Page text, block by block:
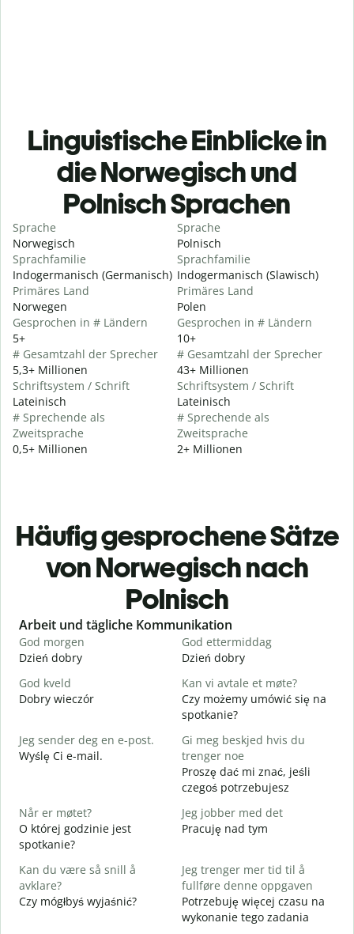
Linguistische Einblicke in
die Norwegisch und
Polnisch Sprachen
Sprache
Norwegisch
Sprachfamilie
Indogermanisch (Germanisch)
Primäres Land
Norwegen
Gesprochen in # Ländern
5+
# Gesamtzahl der Sprecher
5,3+ Millionen
Schriftsystem / Schrift
Lateinisch
# Sprechende als
Zweitsprache
0,5+ Millionen
Sprache
Polnisch
Sprachfamilie
Indogermanisch (Slawisch)
Primäres Land
Polen
Gesprochen in # Ländern
10+
# Gesamtzahl der Sprecher
43+ Millionen
Schriftsystem / Schrift
Lateinisch
# Sprechende als
Zweitsprache
2+ Millionen
Häufig gesprochene Sätze
von Norwegisch nach
Polnisch
Slide 1 of 6
Arbeit und tägliche Kommunikation
God morgen
Dzień dobry
God ettermiddag
Dzień dobry
God kveld
Dobry wieczór
Kan vi avtale et møte?
Czy możemy umówić się na
spotkanie?
Jeg sender deg en e-post.
Wyślę Ci e-mail.
Gi meg beskjed hvis du
trenger noe
Proszę dać mi znać, jeśli
czegoś potrzebujesz
Når er møtet?
O której godzinie jest
spotkanie?
Jeg jobber med det
Pracuję nad tym
Kan du være så snill å
avklare?
Czy mógłbyś wyjaśnić?
Jeg trenger mer tid til å
fullføre denne oppgaven
Potrzebuję więcej czasu na
wykonanie tego zadania